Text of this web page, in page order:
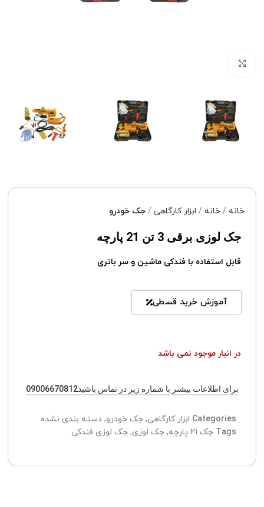
خانه خانه ابزار کارگاهی جک خودرو
جک لوزی برقی 3 تن 21 پارچه
قابل استفاده با فندکی ماشین و سر باتری
آموزش خرید قسطی
در انبار موجود نمی باشد
برای اطلاعات بیشتر با شماره زیر در تماس باشید09006670812
Categories ابزار کارگاهی, جک خودرو, دسته بندی نشده
Tags جک 21 پارچه , جک لوزی, جک لوزی فندکی